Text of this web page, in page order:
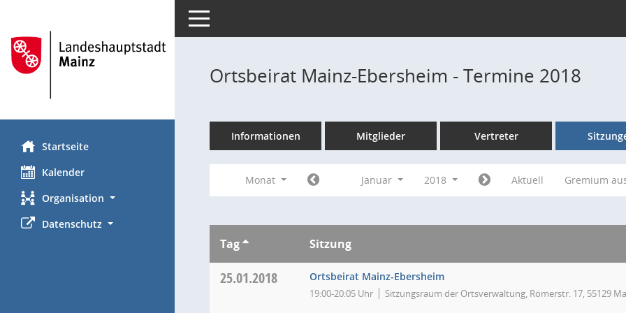
Startseite
Kalender
Organisation
Datenschutz
Toggle navigation
Ortsbeirat Mainz-Ebersheim - Termine 2018
Informationen Mitglieder Vertreter
Monat Januar 2018 Aktuell Gremium
Tag Sitzung
25.01.2018 Ortsbeirat Mainz-Ebersheim
19:00-20:05 Uhr Sitzungsraum der Ortsverwaltung, Römerstr. 17, 55129